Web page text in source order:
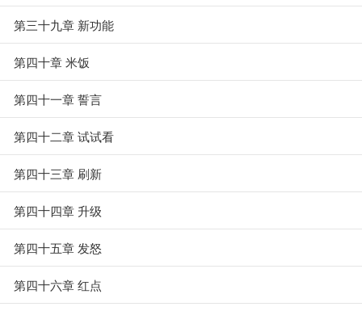
第三十九章 新功能
第四十章 米饭
第四十一章 誓言
第四十二章 试试看
第四十三章 刷新
第四十四章 升级
第四十五章 发怒
第四十六章 红点